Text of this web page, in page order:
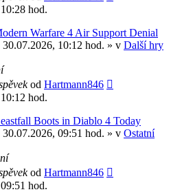
hod.
Warfare 4 Air Support Denial
30.07.2026, 10:12 hod. » v Další hry
od Hartmann846
hod.
Boots in Diablo 4 Today
30.07.2026, 09:51 hod. » v Ostatní
od Hartmann846
hod.